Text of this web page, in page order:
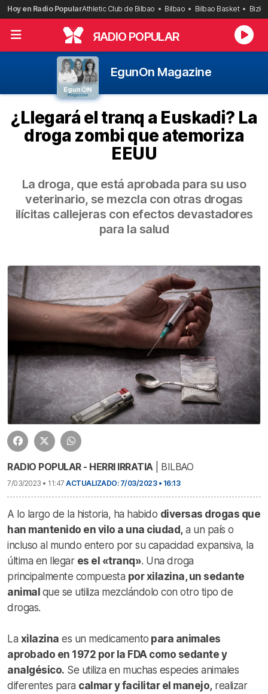
Saltar
al
contenido
Hoy en Radio PopularAthletic Club de Bilbao Bilbao Bilbao Basket
RADIO POPULAR
EgunOn Magazine
¿Llegará el tranq a Euskadi? La
droga zombi que atemoriza
EEUU
La droga, que está aprobada para su uso
veterinario, se mezcla con otras drogas
ilícitas callejeras con efectos devastadores
para la salud
RADIO POPULAR - HERRI IRRATIA | BILBAO
7/03/2023 • 11:47 ACTUALIZADO: 7/03/2023 • 16:13
A lo largo de la historia, ha habido diversas drogas que
han mantenido en vilo a una ciudad, a un país o
incluso al mundo entero por su capacidad expansiva, la
última en llegar es el «tranq». Una droga
principalmente compuesta por xilazina, un sedante
animal que se utiliza mezclándolo con otro tipo de
drogas.
La xilazina es un medicamento para animales
aprobado en 1972 por la FDA como sedante y
analgésico. Se utiliza en muchas especies animales
diferentes para calmar y facilitar el manejo, realizar